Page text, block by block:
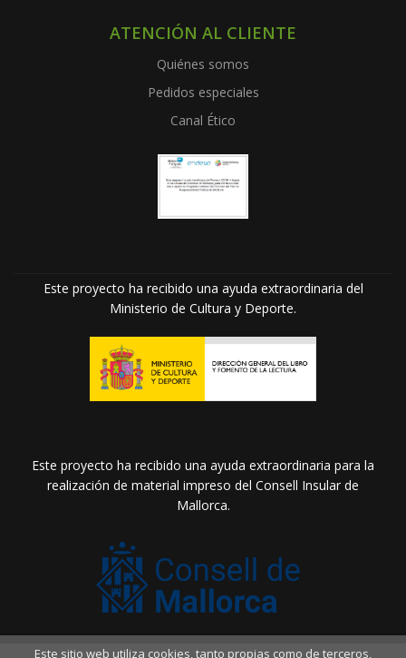
ATENCIÓN AL CLIENTE
Quiénes somos
Pedidos especiales
Canal Ético
Este proyecto ha recibido una ayuda extraordinaria del
Ministerio de Cultura y Deporte.
Este proyecto ha recibido una ayuda extraordinaria para la
realización de material impreso del Consell Insular de
Mallorca.
Este sitio web utiliza cookies, tanto propias como de terceros,